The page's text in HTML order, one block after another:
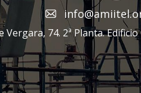
Vergara, 74. 2ª Planta. Edificio